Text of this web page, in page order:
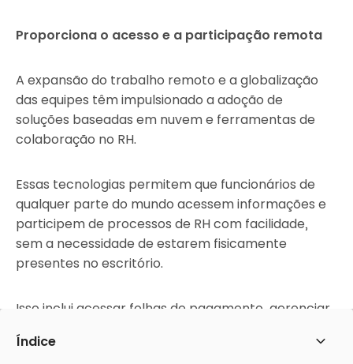
Proporciona o acesso e a participação remota
A expansão do trabalho remoto e a globalização
das equipes têm impulsionado a adoção de
soluções baseadas em nuvem e ferramentas de
colaboração no RH.
Essas tecnologias permitem que funcionários de
qualquer parte do mundo acessem informações e
participem de processos de RH com facilidade,
sem a necessidade de estarem fisicamente
presentes no escritório.
Isso inclui acessar folhas de pagamento, gerenciar
mesmo envolver-se em avaliações de
Índice